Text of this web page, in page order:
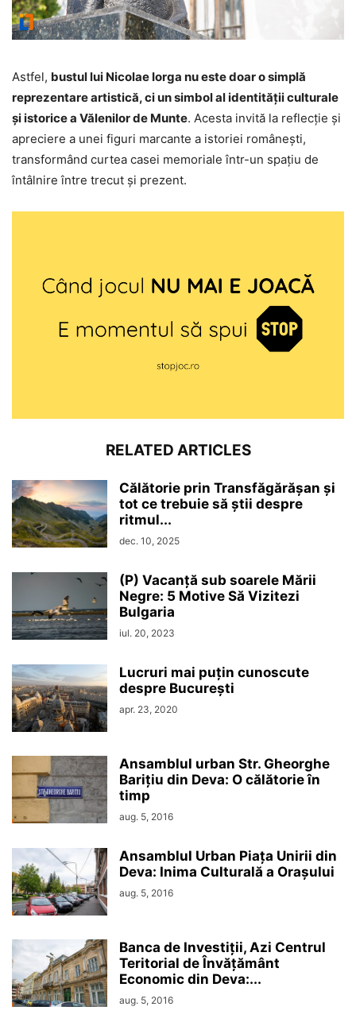
Astfel, bustul lui Nicolae Iorga nu este doar o simplă
reprezentare artistică, ci un simbol al identității culturale
și istorice a Vălenilor de Munte. Acesta invită la reflecție și
apreciere a unei figuri marcante a istoriei românești,
transformând curtea casei memoriale într-un spațiu de
întâlnire între trecut și prezent.
RELATED ARTICLES
Călătorie prin Transfăgărășan și
tot ce trebuie să știi despre
ritmul...
dec. 10, 2025
(P) Vacanță sub soarele Mării
Negre: 5 Motive Să Vizitezi
Bulgaria
iul. 20, 2023
Lucruri mai puțin cunoscute
despre București
apr. 23, 2020
Ansamblul urban Str. Gheorghe
Barițiu din Deva: O călătorie în
timp
aug. 5, 2016
Ansamblul Urban Piața Unirii din
Deva: Inima Culturală a Orașului
aug. 5, 2016
Banca de Investiții, Azi Centrul
Teritorial de Învățământ
Economic din Deva:...
aug. 5, 2016